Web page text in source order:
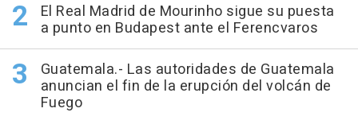
El Real Madrid de Mourinho sigue su puesta
a punto en Budapest ante el Ferencvaros
Guatemala.- Las autoridades de Guatemala
anuncian el fin de la erupción del volcán de
Fuego